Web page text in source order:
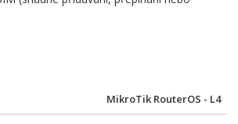
MikroTik RouterOS - L4